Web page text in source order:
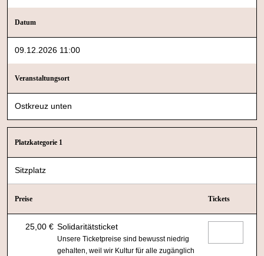
Datum
09.12.2026 11:00
Veranstaltungsort
Ostkreuz unten
Platzkategorie 1
Sitzplatz
Tickets
Preise
25,00 € Solidaritätsticket
Unsere Ticketpreise sind bewusst niedrig
gehalten, weil wir Kultur für alle zugänglich